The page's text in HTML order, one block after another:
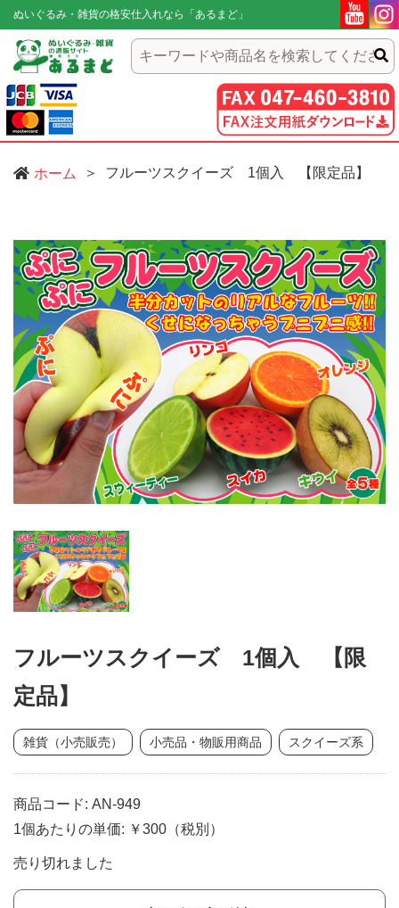
ぬいぐるみ・雑貨の格安仕入れなら「あるまど」
ホーム フルーツスクイーズ 1個入 【限定品】
フルーツスクイーズ 1個入 【限
定品】
雑貨（小売販売） 小売品・物販用商品 スクイーズ系
商品コード: AN-949
1個あたりの単価: ￥300（税別）
売り切れました